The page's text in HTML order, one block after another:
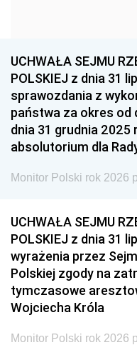
1939
1936
UCHWAŁA SEJMU
POLSKIEJ z dnia 31
sprawozdania z
państwa za okres od
dnia 31 grudnia 2025
absolutorium dla
Monitor Polski rok 2026
UCHWAŁA SEJMU
POLSKIEJ z dnia 31
wyrażenia przez
Polskiej zgody na
tymczasowe
Wojciecha Króla
Monitor Polski rok 2026